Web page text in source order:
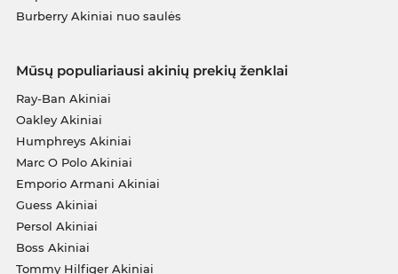
Burberry Akiniai nuo saulės
Mūsų populiariausi akinių prekių ženklai
Ray-Ban Akiniai
Oakley Akiniai
Humphreys Akiniai
Marc O Polo Akiniai
Emporio Armani Akiniai
Guess Akiniai
Persol Akiniai
Boss Akiniai
Tommy Hilfiger Akiniai